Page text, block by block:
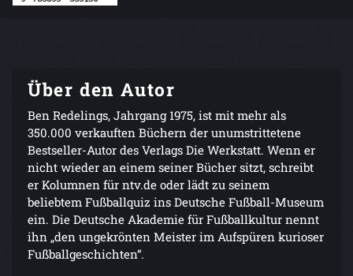
Über den Autor
Ben Redelings, Jahrgang 1975, ist mit mehr als
350.000 verkauften Büchern der unumstrittetene
Bestseller-Autor des Verlags Die Werkstatt. Wenn er
nicht wieder an einem seiner Bücher sitzt, schreibt
er Kolumnen für ntv.de oder lädt zu seinem
beliebtem Fußballquiz ins Deutsche Fußball-Museum
ein. Die Deutsche Akademie für Fußballkultur nennt
ihn „den ungekrönten Meister im Aufspüren kurioser
Fußballgeschichten“.